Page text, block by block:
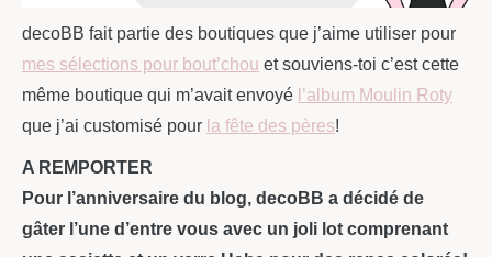
decoBB fait partie des boutiques que j’aime utiliser pour
mes sélections pour bout’chou et souviens-toi c’est cette
même boutique qui m’avait envoyé l’album Moulin Roty
que j’ai customisé pour la fête des pères!
A REMPORTER
Pour l’anniversaire du blog, decoBB a décidé de
gâter l’une d’entre vous avec un joli lot comprenant